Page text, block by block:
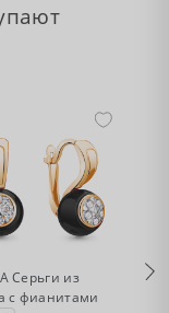
Серьги из
с фианитами